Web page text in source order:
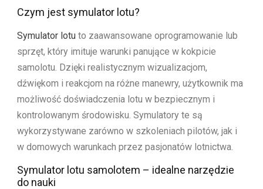
Czym jest symulator lotu?
Symulator lotu to zaawansowane oprogramowanie lub
sprzęt, który imituje warunki panujące w kokpicie
samolotu. Dzięki realistycznym wizualizacjom,
dźwiękom i reakcjom na różne manewry, użytkownik ma
możliwość doświadczenia lotu w bezpiecznym i
kontrolowanym środowisku. Symulatory te są
wykorzystywane zarówno w szkoleniach pilotów, jak i
w domowych warunkach przez pasjonatów lotnictwa.
Symulator lotu samolotem – idealne narzędzie
do nauki